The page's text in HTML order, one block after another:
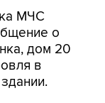
МЧС
о
дом 20
в